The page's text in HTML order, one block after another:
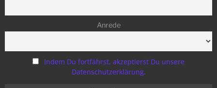
Anrede
Indem Du fortfährst, akzeptierst Du unsere
Datenschutzerklärung.